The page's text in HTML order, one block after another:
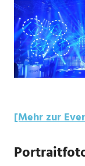
[Mehr zur